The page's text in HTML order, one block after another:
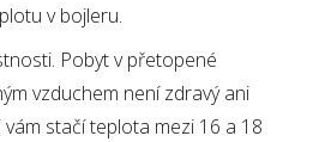
v bojleru.
Pobyt v přetopené
vzduchem není zdravý ani
vám stačí teplota mezi 16 a 18